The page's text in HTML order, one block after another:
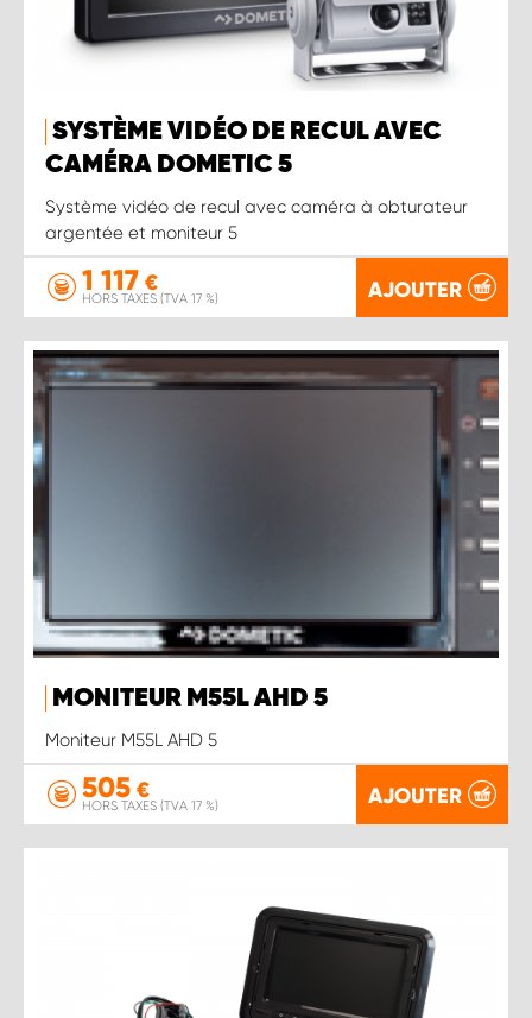
SYSTÈME VIDÉO DE RECUL AVEC
CAMÉRA DOMETIC 5
Système vidéo de recul avec caméra à obturateur
argentée et moniteur 5
1 117 €
HORS TAXES (TVA 17 %) AJOUTER
MONITEUR M55L AHD 5
Moniteur M55L AHD 5
505 €
HORS TAXES (TVA 17 %) AJOUTER